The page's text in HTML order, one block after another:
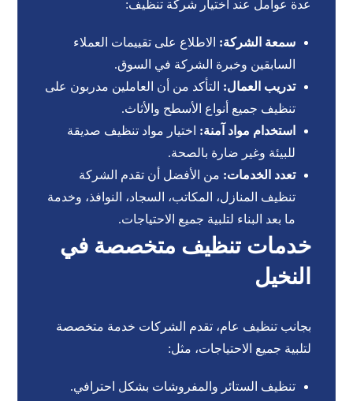
عدة عوامل عند اختيار شركة تنظيف:
سمعة الشركة: الاطلاع على تقييمات العملاء
السابقين وخبرة الشركة في السوق.
تدريب العمال: التأكد من أن العاملين مدربون على
تنظيف جميع أنواع الأسطح والأثاث.
استخدام مواد آمنة: اختيار مواد تنظيف صديقة
للبيئة وغير ضارة بالصحة.
تعدد الخدمات: من الأفضل أن تقدم الشركة
تنظيف المنازل، المكاتب، السجاد، النوافذ، وخدمة
ما بعد البناء لتلبية جميع الاحتياجات.
خدمات تنظيف متخصصة في
النخيل
بجانب تنظيف عام، تقدم الشركات خدمة متخصصة
لتلبية جميع الاحتياجات، مثل:
تنظيف الستائر والمفروشات بشكل احترافي.